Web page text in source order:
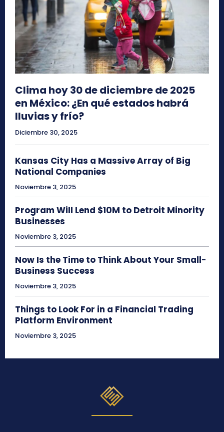
Clima hoy 30 de diciembre de 2025
en México: ¿En qué estados habrá
lluvias y frío?
Diciembre 30, 2025
Kansas City Has a Massive Array of Big
National Companies
Noviembre 3, 2025
Program Will Lend $10M to Detroit Minority
Businesses
Noviembre 3, 2025
Now Is the Time to Think About Your Small-
Business Success
Noviembre 3, 2025
Things to Look For in a Financial Trading
Platform Environment
Noviembre 3, 2025